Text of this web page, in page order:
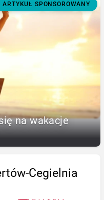
ARTYKUŁ SPONSOROWANY
na wakacje
Cegielnia